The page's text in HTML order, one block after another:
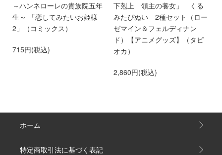
～ハンネローレの貴族院五年
生～ 「恋してみたいお姫様
2」（コミックス）
715円(税込)
下剋上 領主の養女」 くる
みたぴぬい 2種セット（ロー
ゼマイン＆フェルディナン
ド）【アニメグッズ】（タピ
オカ）
2,860円(税込)
ホーム
特定商取引法に基づく表記